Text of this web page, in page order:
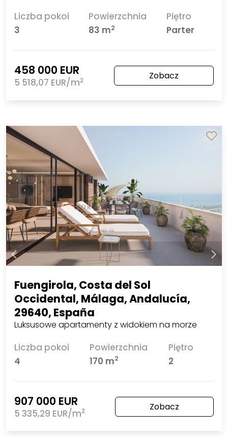
Liczba pokoi
3
Powierzchnia
83 m2
Piętro
Parter
458 000 EUR
5 518,07 EUR/m2 Zobacz
Fuengirola, Costa del Sol
Occidental, Málaga, Andalucía,
29640, España
Luksusowe apartamenty z widokiem na morze
Liczba pokoi
4
Powierzchnia
170 m2
Piętro
2
907 000 EUR
5 335,29 EUR/m2 Zobacz